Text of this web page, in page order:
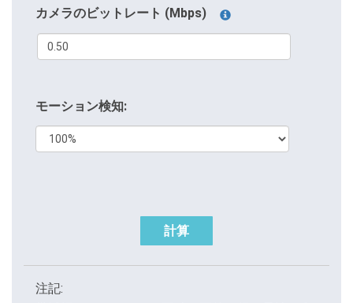
カメラのビットレート (Mbps)
モーション検知:
計算
注記: